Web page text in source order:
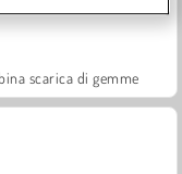
scarica di gemme